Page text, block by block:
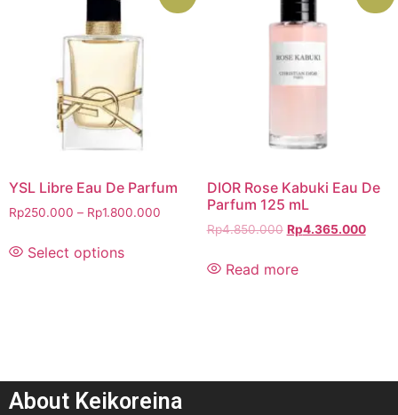
YSL Libre Eau De Parfum
Rp250.000 – Rp1.800.000
Select options
DIOR Rose Kabuki Eau De
Parfum 125 mL
Rp4.850.000 Rp4.365.000
Read more
About Keikoreina